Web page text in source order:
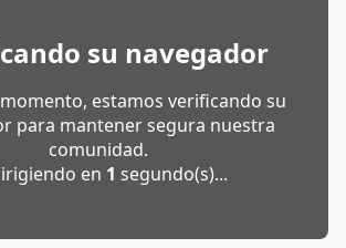
su navegador
estamos verificando su
para mantener segura nuestra
comunidad.
en 1 segundo(s)...